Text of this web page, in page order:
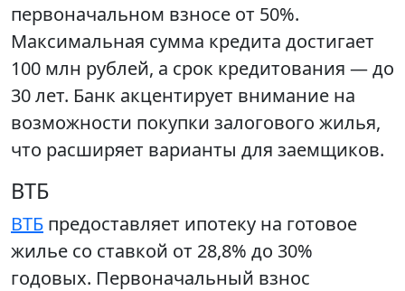
первоначальном взносе от 50%.
Максимальная сумма кредита достигает
100 млн рублей, а срок кредитования — до
30 лет. Банк акцентирует внимание на
возможности покупки залогового жилья,
что расширяет варианты для заемщиков.
ВТБ
ВТБ предоставляет ипотеку на готовое
жилье со ставкой от 28,8% до 30%
годовых. Первоначальный взнос